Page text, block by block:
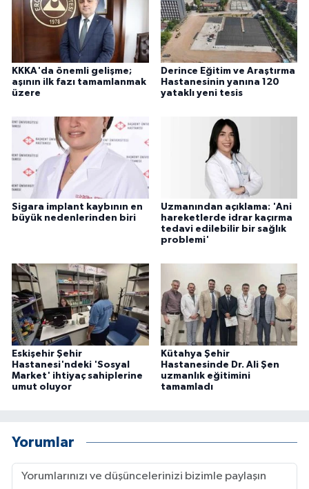
KKKA'da önemli gelişme;
aşının ilk fazı tamamlanmak
üzere
Derince Eğitim ve Araştırma
Hastanesinin yanına 120
yataklı yeni tesis
Sigara implant kaybının en
büyük nedenlerinden biri
Uzmanından açıklama: 'Ani
hareketlerde idrar kaçırma
tedavi edilebilir bir sağlık
problemi'
Eskişehir Şehir
Hastanesi'ndeki 'Sosyal
Market' ihtiyaç sahiplerine
umut oluyor
Kütahya Şehir
Hastanesinde Dr. Ali Şen
uzmanlık eğitimini
tamamladı
Yorumlar